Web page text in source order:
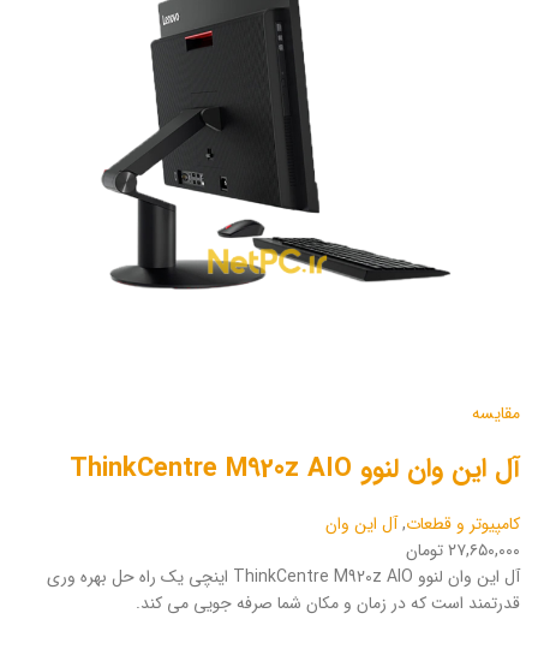
مقایسه
آل این وان لنوو ThinkCentre M920z AIO
کامپیوتر و قطعات,آل این وان
۲۷,۶۵۰,۰۰۰ تومان
آل این وان لنوو ThinkCentre M920z AIO اینچی یک راه حل بهره وری
قدرتمند است که در زمان و مکان شما صرفه جویی می کند.